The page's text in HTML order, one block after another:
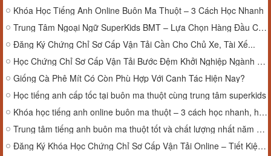
Khóa Học Tiếng Anh Online Buôn Ma Thuột – 3 Cách Học Nhanh
Trung Tâm Ngoại Ngữ SuperKids BMT – Lựa Chọn Hàng Đầu Cho Bé Yêu Học Tiếng Anh
Đăng Ký Chứng Chỉ Sơ Cấp Vận Tải Cần Cho Chủ Xe, Tài Xế...
Học Chứng Chỉ Sơ Cấp Vận Tải Bước Đệm Khởi Nghiệp Ngành Vận Tải
Giống Cà Phê Mít Có Còn Phù Hợp Với Canh Tác Hiện Nay?
Học tiếng anh cấp tốc tại buôn ma thuột cùng trung tâm superkids
Khóa học tiếng anh online buôn ma thuột – 3 cách học nhanh, hiệu quả cùng superkids
Trung tâm tiếng anh buôn ma thuột tốt và chất lượng nhất năm 2025
Đăng Ký Khóa Học Chứng Chỉ Sơ Cấp Vận Tải Online – Tiết Kiệm Thời Gian